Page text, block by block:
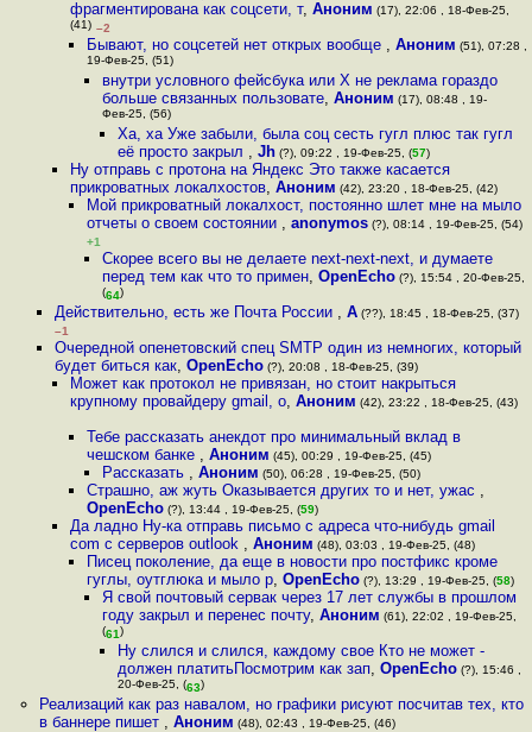
фрагментирована как соцсети, т,Аноним (17), 22:06 , 18-Фев-25,
(41) –2
Бывают, но соцсетей нет открых вообще , Аноним (51), 07:28 ,
19-Фев-25, (51)
внутри условного фейсбука или Х не реклама гораздо
больше связанных пользовате, Аноним (17), 08:48 , 19-
Фев-25, (56)
Ха, ха Уже забыли, была соц сесть гугл плюс так гугл
её просто закрыл ,Jh (?), 09:22 , 19-Фев-25, (57)
Ну отправь с протона на Яндекс Это также касается
прикроватных локалхостов,Аноним (42), 23:20 , 18-Фев-25, (42)
Мой прикроватный локалхост, постоянно шлет мне на мыло
отчеты о своем состоянии , anonymos(?), 08:14 , 19-Фев-25, (54)
+1
Скорее всего вы не делаете next-next-next, и думаете
перед тем как что то примен, OpenEcho(?), 15:54 , 20-Фев-25,
(64)
Действительно, есть же Почта России , А(??), 18:45 , 18-Фев-25, (37)
–1
Очередной опенетовский спец SMTP один из немногих, который
будет биться как, OpenEcho(?), 20:08 , 18-Фев-25, (39)
Может как протокол не привязан, но стоит накрыться
крупному провайдеру gmail, o,Аноним (42), 23:22 , 18-Фев-25, (43)
Тебе рассказать анекдот про минимальный вклад в
чешском банке , Аноним (45), 00:29 , 19-Фев-25, (45)
Рассказать , Аноним (50), 06:28 , 19-Фев-25, (50)
Страшно, аж жуть Оказывается других то и нет, ужас ,
OpenEcho(?), 13:44 , 19-Фев-25, (59)
Да ладно Ну-ка отправь письмо с адреса что-нибудь gmail
com с серверов outlook ,Аноним (48), 03:03 , 19-Фев-25, (48)
Пиceц поколение, да еще в новости про постфикс кроме
гуглы, оутглюка и мыло р, OpenEcho(?), 13:29 , 19-Фев-25, (58)
Я свой почтовый сервак через 17 лет службы в прошлом
году закрыл и перенес почту, Аноним (61), 22:02 , 19-Фев-25,
(61)
Ну слился и слился, каждому свое Кто не может -
должен платитьПосмотрим как зап,OpenEcho (?), 15:46 ,
20-Фев-25, (63)
Реализаций как раз навалом, но графики рисуют посчитав тех, кто
в баннере пишет , Аноним (48), 02:43 , 19-Фев-25, (46)